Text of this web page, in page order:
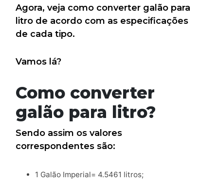
Agora, veja como converter galão para
litro de acordo com as especificações
de cada tipo.
Vamos lá?
Como converter
galão para litro?
Sendo assim os valores
correspondentes são:
1 Galão Imperial= 4.5461 litros;